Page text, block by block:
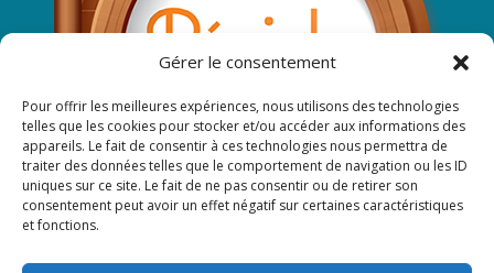
Gérer le consentement
Pour offrir les meilleures expériences, nous utilisons des technologies
telles que les cookies pour stocker et/ou accéder aux informations des
appareils. Le fait de consentir à ces technologies nous permettra de
traiter des données telles que le comportement de navigation ou les ID
uniques sur ce site. Le fait de ne pas consentir ou de retirer son
consentement peut avoir un effet négatif sur certaines caractéristiques
et fonctions.